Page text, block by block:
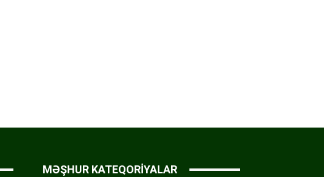
MƏŞHUR KATEQORİYALAR